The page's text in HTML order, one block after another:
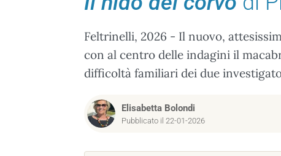
Feltrinelli, 2026 - Il nuovo,
con al centro delle indagini il
difficoltà familiari dei due
Elisabetta Bolondi
Pubblicato il 22-01-2026